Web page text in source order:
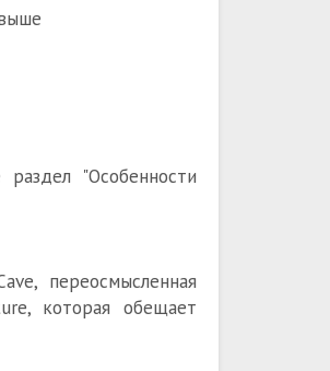
"Особенности
переосмысленная
которая обещает